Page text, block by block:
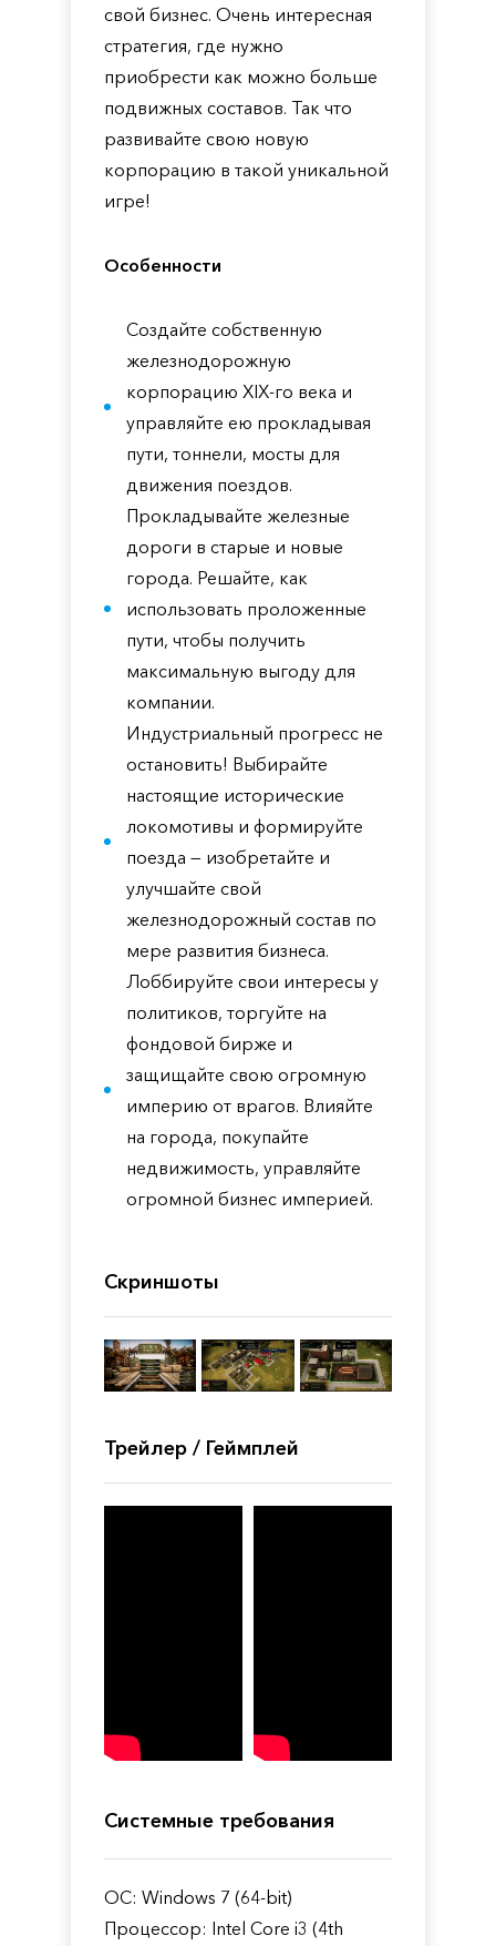
свой бизнес. Очень интересная
стратегия, где нужно
приобрести как можно больше
подвижных составов. Так что
развивайте свою новую
корпорацию в такой уникальной
игре!
Особенности
Создайте собственную
железнодорожную
корпорацию XIX-го века и
управляйте ею прокладывая
пути, тоннели, мосты для
движения поездов.
Прокладывайте железные
дороги в старые и новые
города. Решайте, как
использовать проложенные
пути, чтобы получить
максимальную выгоду для
компании.
Индустриальный прогресс не
остановить! Выбирайте
настоящие исторические
локомотивы и формируйте
поезда — изобретайте и
улучшайте свой
железнодорожный состав по
мере развития бизнеса.
Лоббируйте свои интересы у
политиков, торгуйте на
фондовой бирже и
защищайте свою огромную
империю от врагов. Влияйте
на города, покупайте
недвижимость, управляйте
огромной бизнес империей.
Скриншоты
Трейлер / Геймплей
Системные требования
ОС: Windows 7 (64-bit)
Процессор: Intel Core i3 (4th